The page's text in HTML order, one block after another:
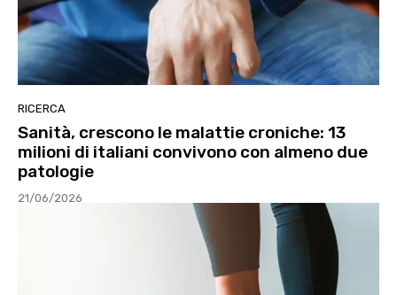
RICERCA
Sanità, crescono le malattie croniche: 13
milioni di italiani convivono con almeno due
patologie
21/06/2026